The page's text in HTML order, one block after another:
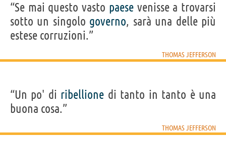
“Se mai questo vasto paesevenisse a trovarsi
sotto un singolo governo, sarà una delle più
estese corruzioni.”
THOMAS JEFFERSON
“Un po' di ribellione di tanto in tanto è una
buona cosa.”
THOMAS JEFFERSON